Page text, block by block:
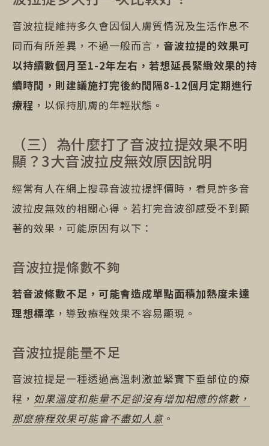
音波拉提維持多久會因個人膚質情況及生活作息不
同而有所差異，不過一般而言， 音波拉提的效果可
以持續數個月至1-2年左右，若想延長緊緻效果的持
續時間，則建議施打完後約間隔8-12個月定期進行
療程 ，以保持肌膚的年輕狀態。
（三）為什麼打了音波拉提效果不明
顯？3大音波拉皮無效原因說明
經常有人在網上搜尋音波拉提評價時，看見許多音
波拉皮無效的相關心得。若打完音波卻感受不到顯
著的效果，可能原因有以下：
音波拉提條數不夠
若音波條數不足，可能會造成單點面積加熱度未達
理想標準 ，導致療程效果不容易顯現。
音波拉提能量不足
音波拉提是一種透過高溫刺激並緊實下垂部位的療
程， 如果溫度和能量不足卻沒有增加相應的條數，
那麼療程效果可能會不盡如人意。